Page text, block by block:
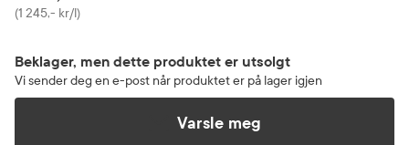
Pris
(1 245,- kr/l)
Beklager, men dette produktet er utsolgt
Vi sender deg en e-post når produktet er på lager igjen
Varsle meg